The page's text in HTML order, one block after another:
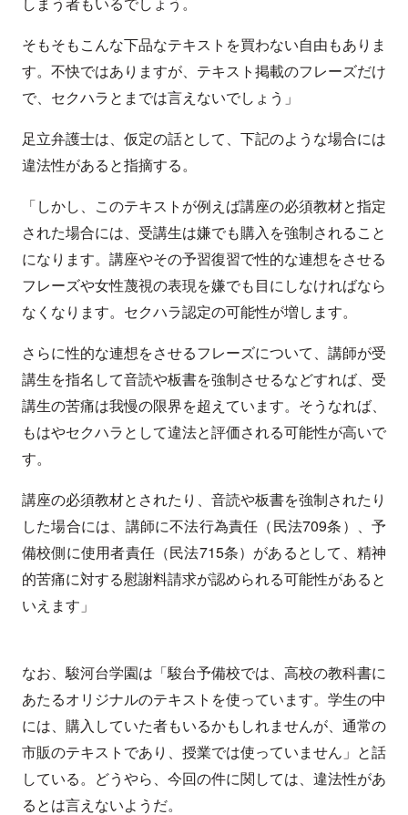
そもそもこんな下品なテキストを買わない自由もありま
す。不快ではありますが、テキスト掲載のフレーズだけ
で、セクハラとまでは言えないでしょう」
足立弁護士は、仮定の話として、下記のような場合には
違法性があると指摘する。
「しかし、このテキストが例えば講座の必須教材と指定
された場合には、受講生は嫌でも購入を強制されること
になります。講座やその予習復習で性的な連想をさせる
フレーズや女性蔑視の表現を嫌でも目にしなければなら
なくなります。セクハラ認定の可能性が増します。
さらに性的な連想をさせるフレーズについて、講師が受
講生を指名して音読や板書を強制させるなどすれば、受
講生の苦痛は我慢の限界を超えています。そうなれば、
もはやセクハラとして違法と評価される可能性が高いで
す。
講座の必須教材とされたり、音読や板書を強制されたり
した場合には、講師に不法行為責任（民法709条）、予
備校側に使用者責任（民法715条）があるとして、精神
的苦痛に対する慰謝料請求が認められる可能性があると
いえます」
なお、駿河台学園は「駿台予備校では、高校の教科書に
あたるオリジナルのテキストを使っています。学生の中
には、購入していた者もいるかもしれませんが、通常の
市販のテキストであり、授業では使っていません」と話
している。どうやら、今回の件に関しては、違法性があ
るとは言えないようだ。